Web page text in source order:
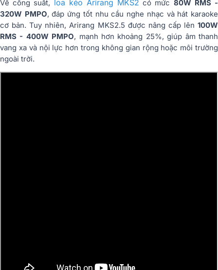
Về công suất, loa kéo Arirang MKS2 có mức 80W RMS -
320W PMPO, đáp ứng tốt nhu cầu nghe nhạc và hát karaoke
cơ bản. Tuy nhiên, Arirang MKS2.5 được nâng cấp lên 100W
RMS - 400W PMPO, mạnh hơn khoảng 25%, giúp âm thanh
vang xa và nội lực hơn trong không gian rộng hoặc môi trường
ngoài trời.